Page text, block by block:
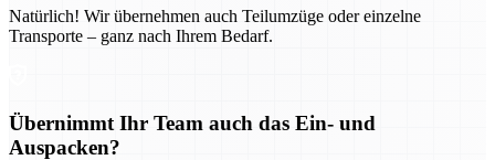
Natürlich! Wir übernehmen auch Teilumzüge oder einzelne
Transporte – ganz nach Ihrem Bedarf.
Übernimmt Ihr Team auch das Ein- und
Auspacken?